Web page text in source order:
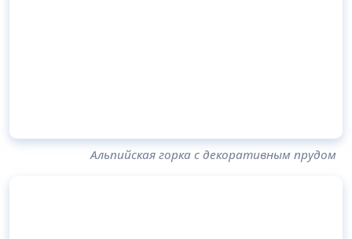
Альпийская горка с декоративным прудом